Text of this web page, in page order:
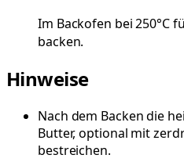
Im Backofen bei 250°C
backen.
Hinweise
Nach dem Backen die
Butter, optional mit
bestreichen.